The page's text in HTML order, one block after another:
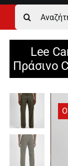
Αρχική
Ανδρικά
Γυναικεία
Αγόρι
Κορίτσι
Αναζήτηση
για:
Lee
Πράσινο